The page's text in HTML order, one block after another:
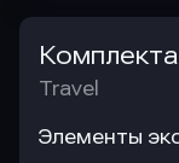
Travel
Элементы